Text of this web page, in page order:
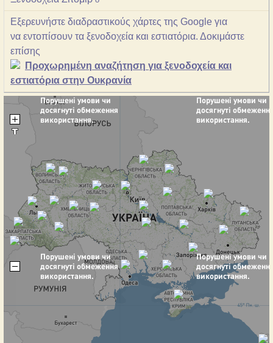
Εξερευνήστε διαδραστικούς χάρτες της Google για
να εντοπίσουν τα ξενοδοχεία και εστιατόρια. Δοκιμάστε
επίσης
Προχωρημένη αναζήτηση για ξενοδοχεία και
εστιατόρια στην Ουκρανία